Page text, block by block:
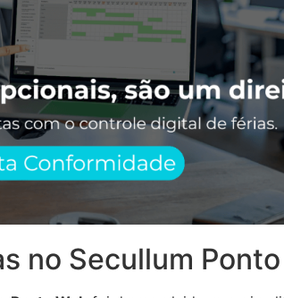
no Secullum